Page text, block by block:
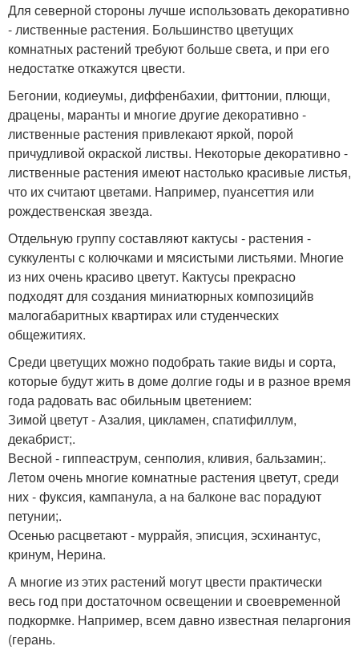
Для северной стороны лучше использовать декоративно
- лиственные растения. Большинство цветущих
комнатных растений требуют больше света, и при его
недостатке откажутся цвести.
Бегонии, кодиеумы, диффенбахии, фиттонии, плющи,
драцены, маранты и многие другие декоративно -
лиственные растения привлекают яркой, порой
причудливой окраской листвы. Некоторые декоративно -
лиственные растения имеют настолько красивые листья,
что их считают цветами. Например, пуансеттия или
рождественская звезда.
Отдельную группу составляют кактусы - растения -
суккуленты с колючками и мясистыми листьями. Многие
из них очень красиво цветут. Кактусы прекрасно
подходят для создания миниатюрных композицийв
малогабаритных квартирах или студенческих
общежитиях.
Среди цветущих можно подобрать такие виды и сорта,
которые будут жить в доме долгие годы и в разное время
года радовать вас обильным цветением:
Зимой цветут - Азалия, цикламен, спатифиллум,
декабрист;.
Весной - гиппеаструм, сенполия, кливия, бальзамин;.
Летом очень многие комнатные растения цветут, среди
них - фуксия, кампанула, а на балконе вас порадуют
петунии;.
Осенью расцветают - муррайя, эписция, эсхинантус,
кринум, Нерина.
А многие из этих растений могут цвести практически
весь год при достаточном освещении и своевременной
подкормке. Например, всем давно известная пеларгония
(герань.